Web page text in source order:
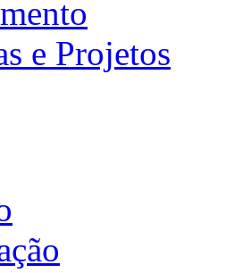
e Projetos